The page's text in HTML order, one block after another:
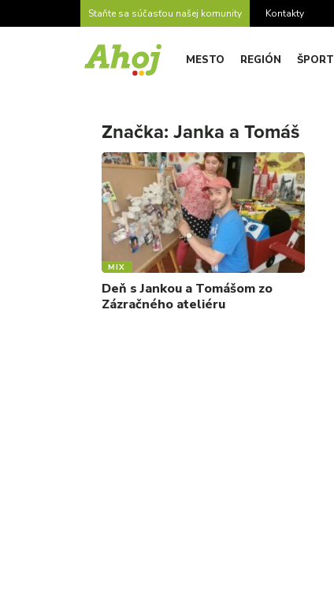
Staňte sa súčasťou našej komunity Kontakty
MESTO REGIÓN ŠPORT
Značka: Janka a Tomáš
MIX
Deň s Jankou a Tomášom zo
Zázračného ateliéru